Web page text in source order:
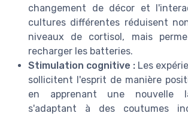
changement de décor et
cultures différentes réduisent
niveaux de cortisol, mais
recharger les batteries.
Stimulation cognitive : Les
sollicitent l'esprit de manière
en apprenant une nouvelle
s'adaptant à des coutumes